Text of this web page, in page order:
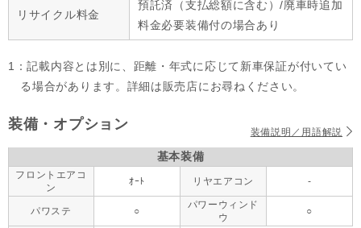
リサイクル料金
預託済（支払総額に含む）/廃車時追加
料金必要装備付の場合あり
1：記載内容とは別に、距離・年式に応じて新車保証が付いてい
る場合があります。詳細は販売店にお尋ねください。
装備・オプション 装備説明／用語解説
基本装備
フロントエアコ
ン
ｵｰﾄ リヤエアコン -
パワステ ○
パワーウィンド
ウ
○